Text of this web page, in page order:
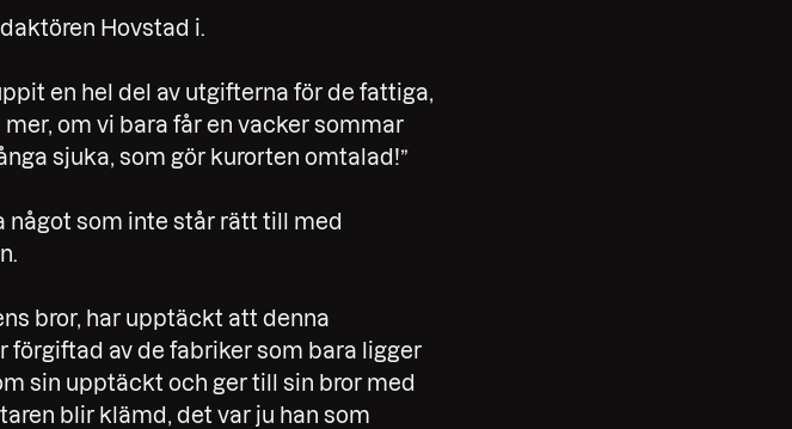
Hovstad i.
en hel del av utgifterna för de fattiga,
om vi bara får en vacker sommar
sjuka, som gör kurorten omtalad!”
något som inte står rätt till med
bror, har upptäckt att denna
förgiftad av de fabriker som bara ligger
sin upptäckt och ger till sin bror med
blir klämd, det var ju han som